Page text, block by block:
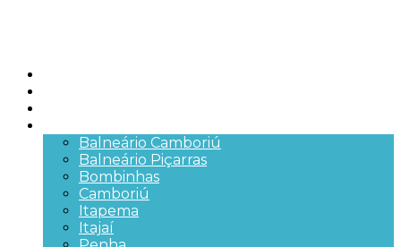
Balneário Camboriú
Balneário Piçarras
Bombinhas
Camboriú
Itapema
Itajaí